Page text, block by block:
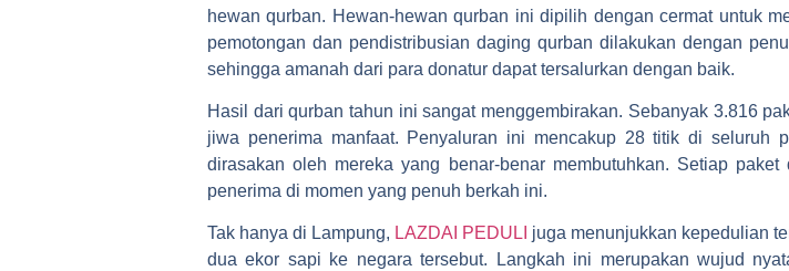
hewan qurban. Hewan-hewan qurban ini dipilih dengan cermat untuk
pemotongan dan pendistribusian daging qurban dilakukan dengan
sehingga amanah dari para donatur dapat tersalurkan dengan baik.
Hasil dari qurban tahun ini sangat menggembirakan. Sebanyak 3.816
jiwa penerima manfaat. Penyaluran ini mencakup 28 titik di seluruh
dirasakan oleh mereka yang benar-benar membutuhkan. Setiap
penerima di momen yang penuh berkah ini.
Tak hanya di Lampung, LAZDAI PEDULI juga menunjukkan kepedulian
dua ekor sapi ke negara tersebut. Langkah ini merupakan wujud